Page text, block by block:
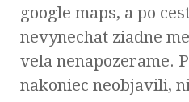
google maps, a po
nevynechat ziadne
vela nenapozerame.
nakoniec neobjavili,